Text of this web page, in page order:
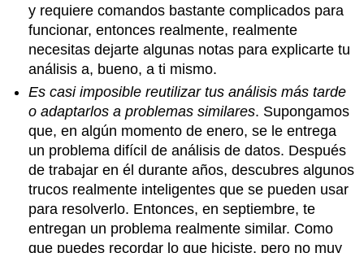
y requiere comandos bastante complicados para
funcionar, entonces realmente, realmente
necesitas dejarte algunas notas para explicarte tu
análisis a, bueno, a ti mismo.
Es casi imposible reutilizar tus análisis más tarde
o adaptarlos a problemas similares. Supongamos
que, en algún momento de enero, se le entrega
un problema difícil de análisis de datos. Después
de trabajar en él durante años, descubres algunos
trucos realmente inteligentes que se pueden usar
para resolverlo. Entonces, en septiembre, te
entregan un problema realmente similar. Como
que puedes recordar lo que hiciste, pero no muy